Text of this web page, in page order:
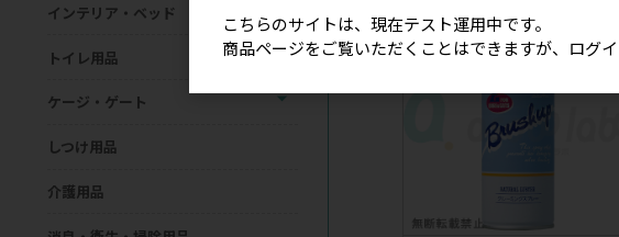
インテリア・ベッド
トイレ用品
ケージ・ゲート
しつけ用品
介護用品
こちらのサイトは、現在テスト運用中です。
商品ページをご覧いただくことはできますが、ログ